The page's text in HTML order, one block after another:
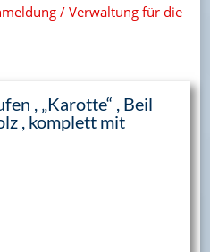
/ Verwaltung für die
, „Karotte“ , Beil
, komplett mit